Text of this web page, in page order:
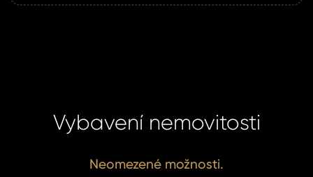
Vybavení nemovitosti
Neomezené možnosti.
se